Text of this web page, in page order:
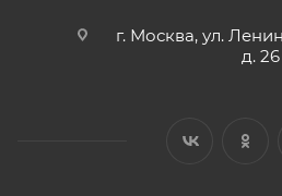
г. Москва, ул.
д. 26